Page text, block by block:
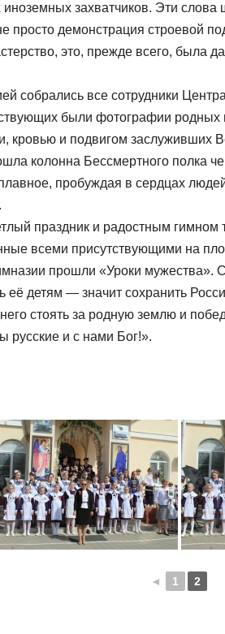
захватчиков. Эти слова
просто демонстрация строевой
это, прежде всего, была
собрались все сотрудники
были фотографии
кровью и подвигом заслуживших
колонна Бессмертного полка
пробуждая в сердцах
праздник и радостным гимном
всеми присутствующими на
прошли «Уроки мужества».
её детям — значит сохранить
стоять за родную землю и
русские и с нами Бог!».
◄ 1 2